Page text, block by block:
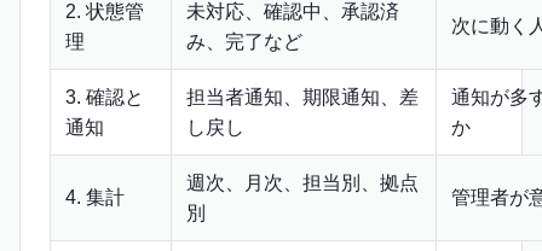
2. 状態管
理
未対応、確認中、承認済
み、完了など
次に動く
3. 確認と
通知
担当者通知、期限通知、差
し戻し
通知が多
か
4. 集計
週次、月次、担当別、拠点
別
管理者が